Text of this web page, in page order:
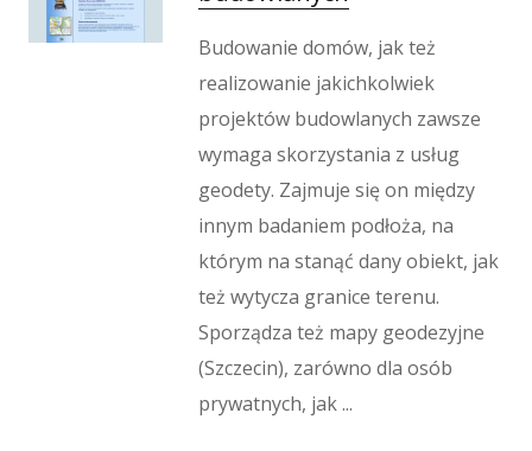
Budowanie domów, jak też
realizowanie jakichkolwiek
projektów budowlanych zawsze
wymaga skorzystania z usług
geodety. Zajmuje się on między
innym badaniem podłoża, na
którym na stanąć dany obiekt, jak
też wytycza granice terenu.
Sporządza też mapy geodezyjne
(Szczecin), zarówno dla osób
prywatnych, jak ...